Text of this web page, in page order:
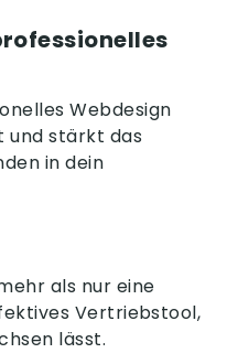
Webdesign
und stärkt das
in dein
als nur eine
Vertriebstool,
lässt.